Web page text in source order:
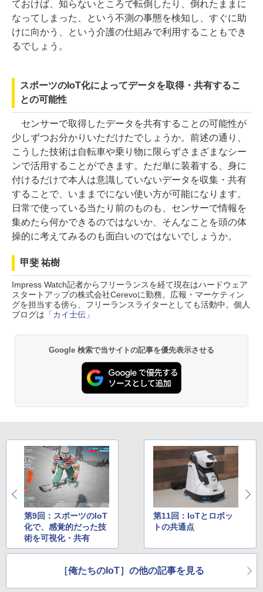
ておけば、知らないところで転倒したり、倒れたままに
なってしまった、という不測の事態を検知し、すぐに助
けに向かう、という介護の仕組みで利用することもでき
るでしょう。
スポーツのIoT化によってデータを取得・共有するこ
との可能性
センサーで取得したデータを共有することの可能性が
少しずつお分かりいただけたでしょうか。前述の通り、
こうした技術は自転車や乗り物に限らずさまざまなシー
ンで活用することができます。ただ単に装着する、身に
付けるだけで本人は意識していないデータを収集・共有
することで、いままでにない使い方が可能になります。
日常で使っている当たり前のものも、センサーで情報を
集めたら何かできるのではないか、そんなことを頭の体
操的に考えてみるのも面白いのではないでしょうか。
甲斐 祐樹
Impress Watch記者からフリーランスを経て現在はハードウェア
スタートアップの株式会社Cerevoに勤務。広報・マーケティン
グを担当する傍ら、フリーランスライターとしても活動中。個人
ブログは 「カイ士伝」
Google 検索で当サイトの記事を優先表示させる
第9回：スポーツのIoT
化で、感覚的だった技
術を可視化・共有
第11回：IoTとロボッ
トの共通点
［俺たちのIoT］の他の記事を見る